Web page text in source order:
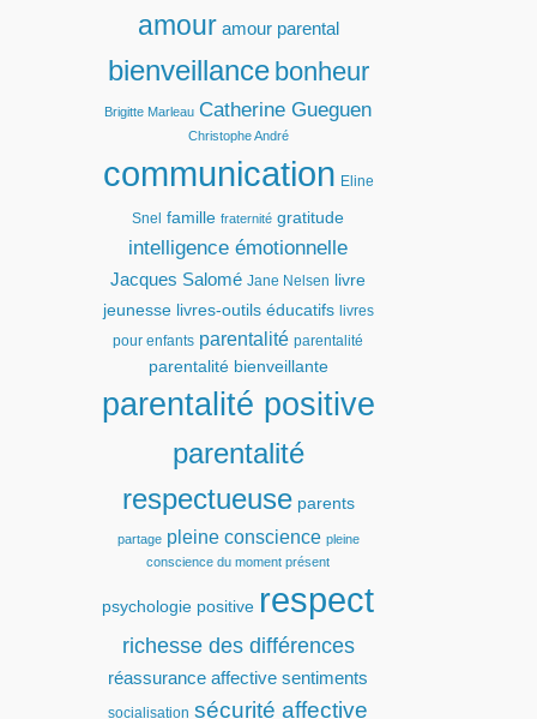
amour amour parental
bienveillance bonheur
Brigitte Marleau Catherine Gueguen
Christophe André
communication Eline
Snel famille fraternité gratitude
intelligence émotionnelle
Jacques Salomé Jane Nelsen
livre
jeunesse livres-outils éducatifs livres
pour enfants parentalité parentalité
parentalité bienveillante
parentalité positive
parentalité
respectueuse parents
partage pleine conscience pleine
conscience du moment présent
psychologie positive respect
richesse des différences
réassurance affective sentiments
socialisation sécurité affective